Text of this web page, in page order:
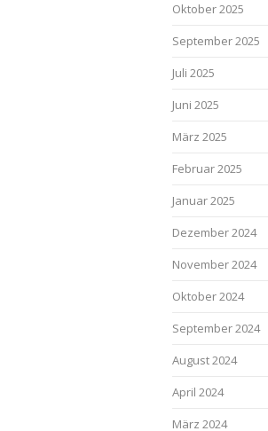
Oktober 2025
September 2025
Juli 2025
Juni 2025
März 2025
Februar 2025
Januar 2025
Dezember 2024
November 2024
Oktober 2024
September 2024
August 2024
April 2024
März 2024